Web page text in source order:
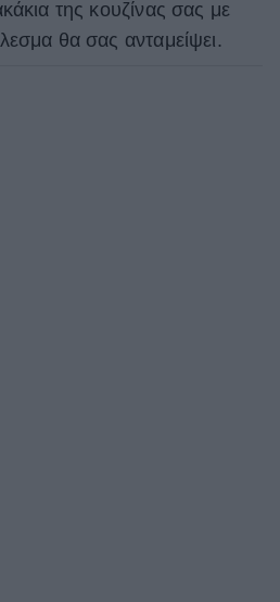
της κουζίνας σας με
θα σας ανταμείψει.